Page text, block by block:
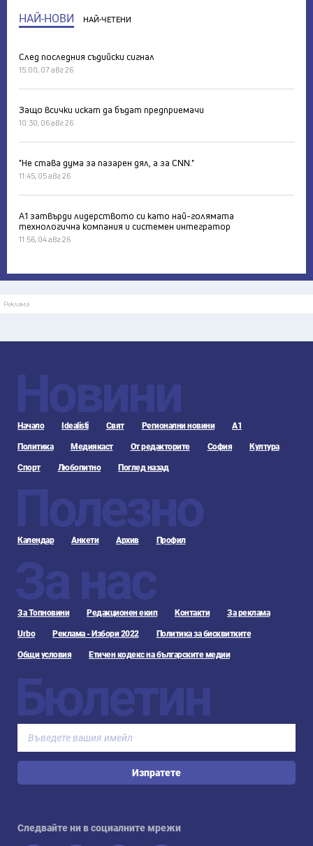
НАЙ-НОВИ НАЙ-ЧЕТЕНИ
След последния съдийски сигнал
15:00, 07 авг 26
Защо всички искат да бъдат предприемачи
10:30, 06 авг 26
"Не става дума за пазарен дял, а за CNN."
11:45, 05 авг 26
А1 затвърди лидерството си като най-голямата
технологична компания и системен интегратор
11:56, 04 авг 26
Реклама
Новини
Начало Idealisti Свят Регионални новини А1
Политика Медиякаст От редакторите София Култура
Спорт Любопитно Поглед назад
Полезно
Календар Анкети Архив Профил
За нас
За Топновини Редакционен екип Контакти За реклама
Urbo Реклама - Избори 2022 Политика за бисквитките
Общи условия Етичен кодекс на българските медии
Бюлетин
Изпратете
Следвайте ни в социалните мрежи